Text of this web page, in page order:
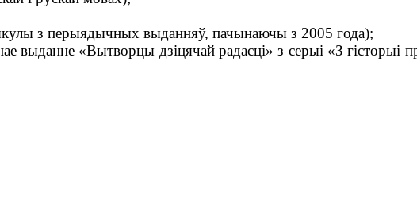
з перыядычных выданняў, пачынаючы з 2005 года);
выданне «Вытворцы дзіцячай радасці» з серыі «З гісторыі